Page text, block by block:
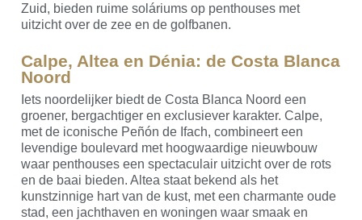
Zuid, bieden ruime soláriums op penthouses met
uitzicht over de zee en de golfbanen.
Calpe, Altea en Dénia: de Costa Blanca
Noord
Iets noordelijker biedt de Costa Blanca Noord een
groener, bergachtiger en exclusiever karakter. Calpe,
met de iconische Peñón de Ifach, combineert een
levendige boulevard met hoogwaardige nieuwbouw
waar penthouses een spectaculair uitzicht over de rots
en de baai bieden. Altea staat bekend als het
kunstzinnige hart van de kust, met een charmante oude
stad, een jachthaven en woningen waar smaak en